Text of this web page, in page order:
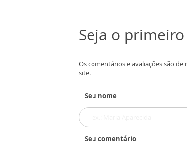
Seja o
Os comentários e avaliações são
site.
Seu nome
Seu comentário